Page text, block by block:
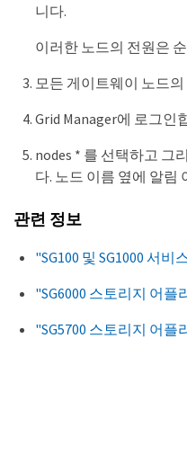
니다.
이러한 노드의 전원은
모든 게이트웨이 노드
Grid Manager에 로그인
nodes * 를 선택하고 그
다. 노드 이름 옆에 알림
관련 정보
"SG100 및 SG1000 서
"SG6000 스토리지 어플
"SG5700 스토리지 어플